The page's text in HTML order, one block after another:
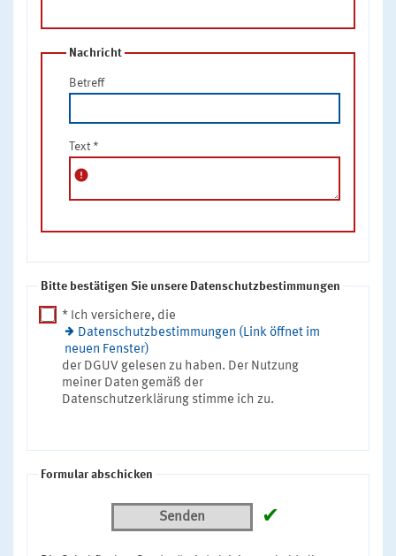
Nachricht
Betreff
Text *
error
Bitte bestätigen Sie unsere Datenschutzbestimmungen
* Ich versichere, die
Datenschutzbestimmungen (Link öffnet im
neuen Fenster)
der DGUV gelesen zu haben. Der Nutzung
meiner Daten gemäß der
Datenschutzerklärung stimme ich zu.
Formular abschicken
Senden ✔